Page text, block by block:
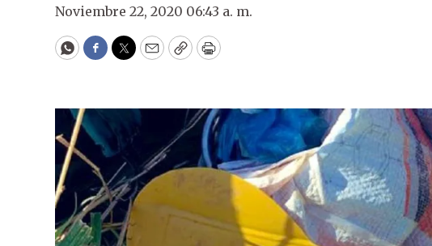
Noviembre 22, 2020 06:43 a. m.
WhatsApp
Facebook
Twitter
EmailCopyPrint